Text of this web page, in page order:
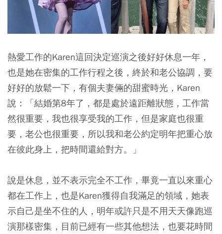
熱愛工作的Karen這回決定巡演之後好好休息一年，
也是她在密集的工作行程之後，終於和老公協調，要
好好的放鬆一下，有個夫妻倆的甜蜜時光，Karen
說：「結婚第8年了，都是處於遠距離狀態，工作當
然很重要，我也很享受我的工作，但是家庭也很重
要，老公也很重要，所以我和老公約定明年把重心放
在彼此身上，把時間還給對方。」
說是休息，並不表示完全不工作，畢竟一直以來重心
都在工作上，也是Karen獲得自我滿足的領域，她表
示自己是坐不住的人，明年或許只是不用天天像跑巡
演那樣密集，目前已經有一些其他想法，也要花時間